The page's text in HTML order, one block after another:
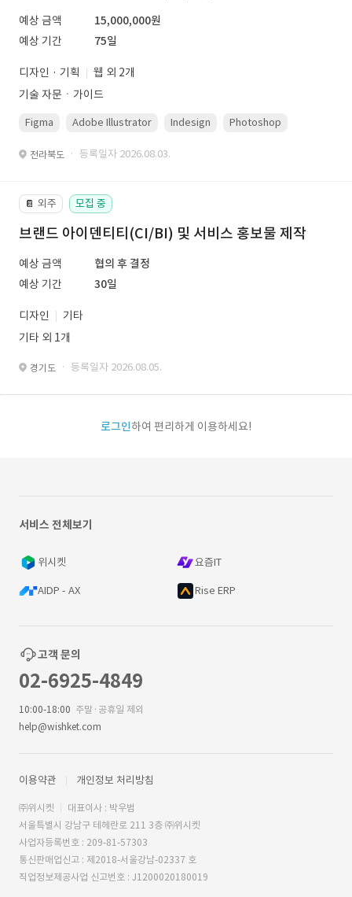
예상 금액
15,000,000원
예상 기간
75일
디자인 · 기획
웹 외 2개
기술 자문ㆍ가이드
Figma Adobe Illustrator Indesign Photoshop
전라북도 · 등록일자 2026.08.03.
📔 외주 모집 중
브랜드 아이덴티티(CI/BI) 및 서비스 홍보물 제작
예상 금액
협의 후 결정
예상 기간
30일
디자인
기타
기타 외 1개
경기도 · 등록일자 2026.08.05.
로그인하여 편리하게 이용하세요!
서비스 전체보기
위시켓 요즘IT
AIDP - AX Rise ERP
고객 문의
02-6925-4849
10:00-18:00 주말·공휴일 제외
help@wishket.com
이용약관 개인정보 처리방침
㈜위시켓
대표이사 : 박우범
서울특별시 강남구 테헤란로 211 3층 ㈜위시켓
사업자등록번호 : 209-81-57303
통신판매업신고 : 제2018-서울강남-02337 호
직업정보제공사업 신고번호 : J1200020180019